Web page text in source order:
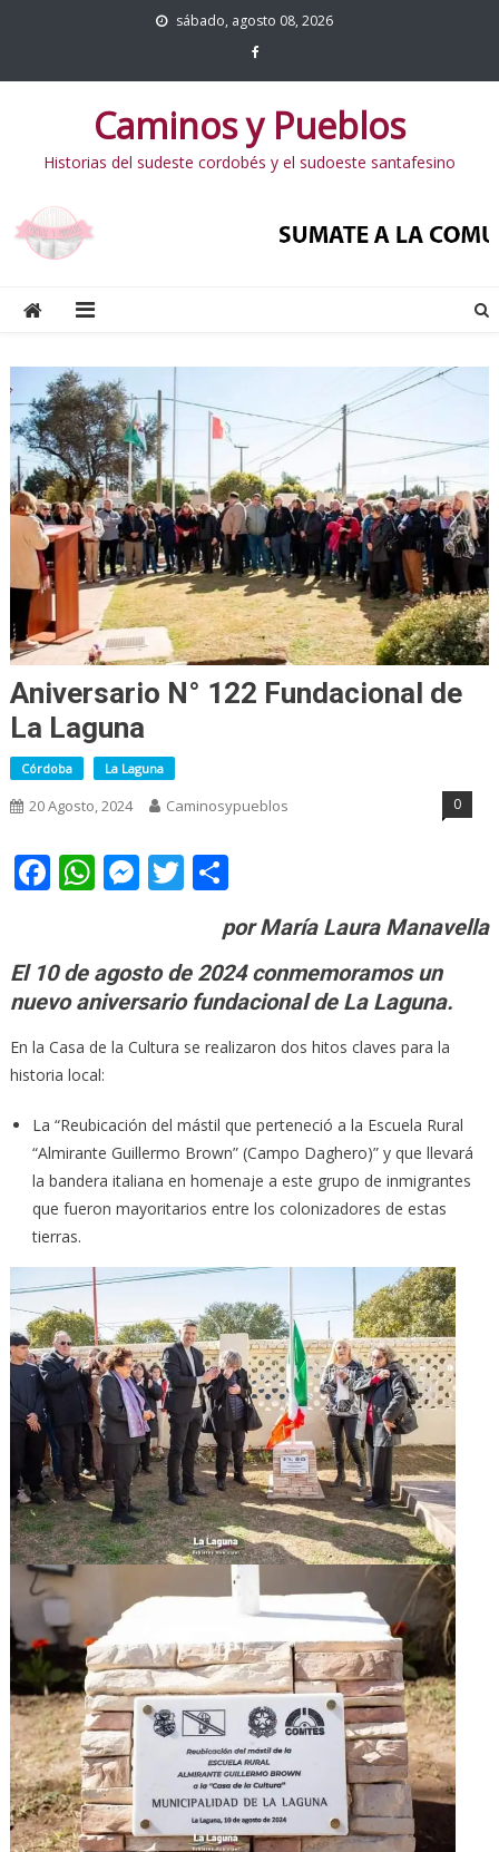
sábado, agosto 08, 2026
Caminos y Pueblos
Historias del sudeste cordobés y el sudoeste santafesino
Aniversario N° 122 Fundacional de
La Laguna
Córdoba La Laguna
20 Agosto, 2024 Caminosypueblos 0
Facebook
WhatsApp
Messenger
Twitter
Share
porMaría Laura Manavella
El 10 de agosto de 2024 conmemoramos un
nuevo aniversario fundacional de La Laguna.
En la Casa de la Cultura se realizaron dos hitos claves para la
historia local:
La “Reubicación del mástil que perteneció a la Escuela Rural
“Almirante Guillermo Brown” (Campo Daghero)” y que llevará
la bandera italiana en homenaje a este grupo de inmigrantes
que fueron mayoritarios entre los colonizadores de estas
tierras.